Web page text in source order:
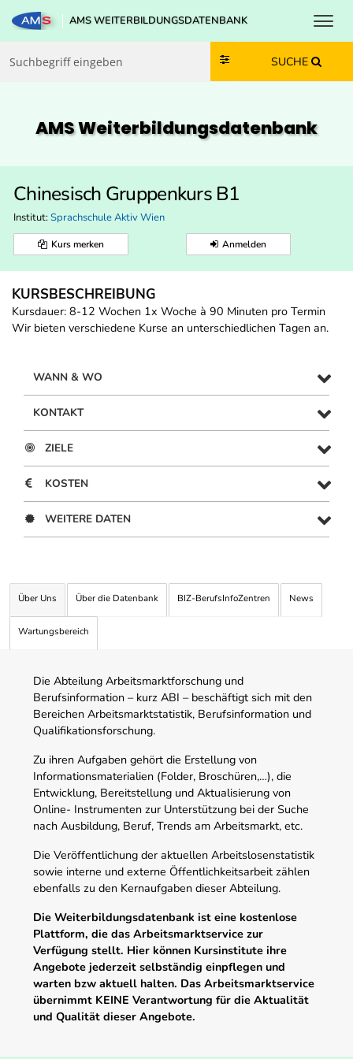
Zum Inhalt springen
Zum Navmenü springen
Zur Suche springen
Zur Footer springen
AMS WEITERBILDUNGSDATENBANK
SUCHE
AMS Weiterbildungs­datenbank
Chinesisch Gruppenkurs B1
Institut: Sprachschule Aktiv Wien
Kurs merken Anmelden
KURSBESCHREIBUNG
Kursdauer: 8-12 Wochen 1x Woche à 90 Minuten pro Termin
Wir bieten verschiedene Kurse an unterschiedlichen Tagen an.
WANN & WO
KONTAKT
ZIELE
KOSTEN
WEITERE DATEN
Über Uns Über die Datenbank BIZ-BerufsInfoZentren News
Wartungsbereich
Die Abteilung Arbeitsmarktforschung und
Berufsinformation – kurz ABI – beschäftigt sich mit den
Bereichen Arbeitsmarktstatistik, Berufsinformation und
Qualifikationsforschung.
Zu ihren Aufgaben gehört die Erstellung von
Informationsmaterialien (Folder, Broschüren,…), die
Entwicklung, Bereitstellung und Aktualisierung von
Online- Instrumenten zur Unterstützung bei der Suche
nach Ausbildung, Beruf, Trends am Arbeitsmarkt, etc.
Die Veröffentlichung der aktuellen Arbeitslosenstatistik
sowie interne und externe Öffentlichkeitsarbeit zählen
ebenfalls zu den Kernaufgaben dieser Abteilung.
Die Weiterbildungsdatenbank ist eine kostenlose
Plattform, die das Arbeitsmarktservice zur
Verfügung stellt. Hier können Kursinstitute ihre
Angebote jederzeit selbständig einpflegen und
warten bzw aktuell halten. Das Arbeitsmarktservice
übernimmt KEINE Verantwortung für die Aktualität
und Qualität dieser Angebote.